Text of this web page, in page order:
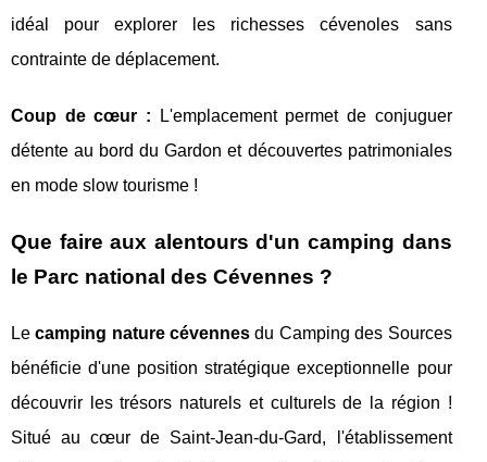
idéal pour explorer les richesses cévenoles sans
contrainte de déplacement.
Coup de cœur : L'emplacement permet de conjuguer
détente au bord du Gardon et découvertes patrimoniales
en mode slow tourisme !
Que faire aux alentours d'un camping dans
le Parc national des Cévennes ?
Lecamping nature cévennes du Camping des Sources
bénéficie d'une position stratégique exceptionnelle pour
découvrir les trésors naturels et culturels de la région !
Situé au cœur de Saint-Jean-du-Gard, l'établissement